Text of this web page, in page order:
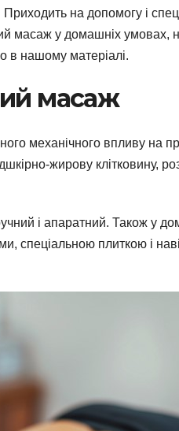
Приходить на допомогу і
масаж у домашніх умовах,
в нашому матеріалі.
масаж
механічного впливу на
жирову клітковину,
і апаратний. Також у
спеціальною плиткою і